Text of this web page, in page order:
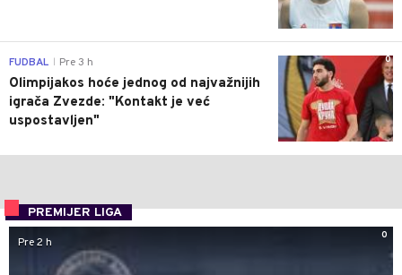
0
FUDBAL Pre 3 h
Olimpijakos hoće jednog od najvažnijih
igrača Zvezde: "Kontakt je već
uspostavljen"
PREMIJER LIGA
0
Pre 2 h